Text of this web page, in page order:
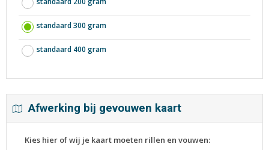
standaard 300 gram
standaard 400 gram
Afwerking bij gevouwen kaart
Kies hier of wij je kaart moeten rillen en vouwen: